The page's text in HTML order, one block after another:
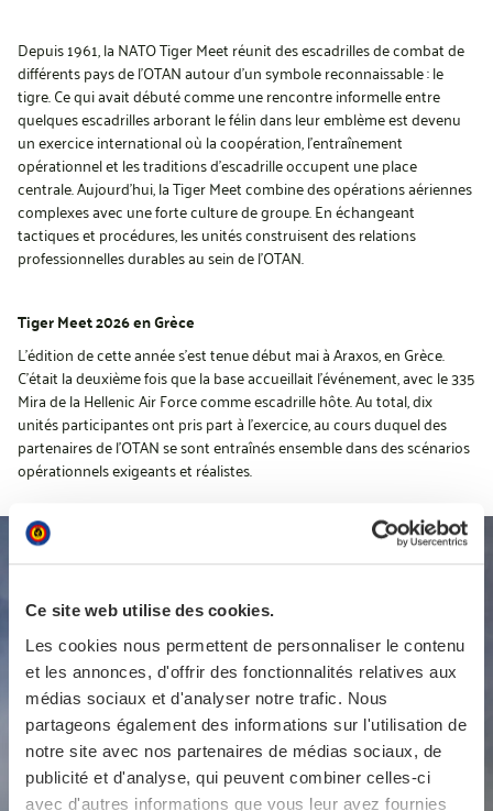
Ce site web utilise des cookies.
Les cookies nous permettent de personnaliser le contenu
et les annonces, d'offrir des fonctionnalités relatives aux
médias sociaux et d'analyser notre trafic. Nous
partageons également des informations sur l'utilisation de
notre site avec nos partenaires de médias sociaux, de
publicité et d'analyse, qui peuvent combiner celles-ci
avec d'autres informations que vous leur avez fournies
Depuis 1961, la NATO Tiger Meet réunit des escadrilles de combat de
différents pays de l’OTAN autour d’un symbole reconnaissable : le
tigre. Ce qui avait débuté comme une rencontre informelle entre
quelques escadrilles arborant le félin dans leur emblème est devenu
un exercice international où la coopération, l’entraînement
opérationnel et les traditions d’escadrille occupent une place
centrale. Aujourd’hui, la Tiger Meet combine des opérations aériennes
complexes avec une forte culture de groupe. En échangeant
tactiques et procédures, les unités construisent des relations
professionnelles durables au sein de l’OTAN.
Tiger Meet 2026 en Grèce
L’édition de cette année s’est tenue début mai à Araxos, en Grèce.
C’était la deuxième fois que la base accueillait l’événement, avec le 335
Mira de la Hellenic Air Force comme escadrille hôte. Au total, dix
unités participantes ont pris part à l’exercice, au cours duquel des
partenaires de l’OTAN se sont entraînés ensemble dans des scénarios
opérationnels exigeants et réalistes.